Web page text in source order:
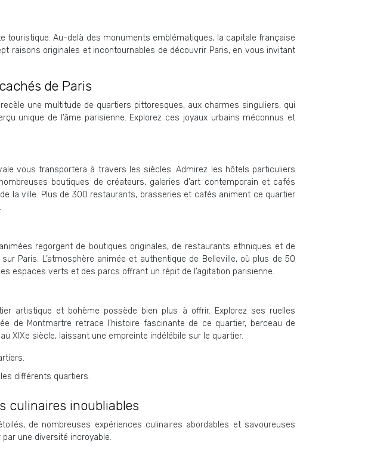
touristique. Au-delà des monuments emblématiques, la capitale française
raisons originales et incontournables de découvrir Paris, en vous invitant
de Paris
une multitude de quartiers pittoresques, aux charmes singuliers, qui
unique de l’âme parisienne. Explorez ces joyaux urbains méconnus et
vous transportera à travers les siècles. Admirez les hôtels particuliers
boutiques de créateurs, galeries d’art contemporain et cafés
la ville. Plus de 300 restaurants, brasseries et cafés animent ce quartier
regorgent de boutiques originales, de restaurants ethniques et de
Paris. L’atmosphère animée et authentique de Belleville, où plus de 50
espaces verts et des parcs offrant un répit de l’agitation parisienne.
artistique et bohème possède bien plus à offrir. Explorez ses ruelles
de Montmartre retrace l’histoire fascinante de ce quartier, berceau de
XIXe siècle, laissant une empreinte indélébile sur le quartier.
différents quartiers.
culinaires inoubliables
de nombreuses expériences culinaires abordables et savoureuses
une diversité incroyable.